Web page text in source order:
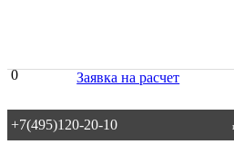
Заявка на расчет
0
+7(495)120-20-10